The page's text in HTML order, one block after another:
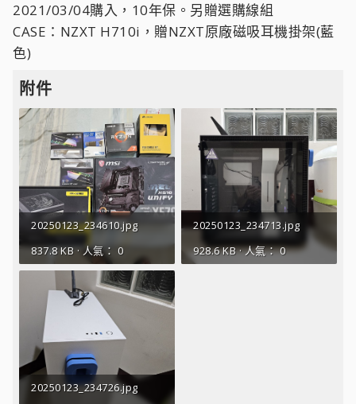
2021/03/04購入，10年保。另贈選購線組
CASE：NZXT H710i，贈NZXT原廠磁吸耳機掛架(藍
色)
附件
20250123_234610.jpg
837.8 KB · 人氣： 0
20250123_234713.jpg
928.6 KB · 人氣： 0
20250123_234726.jpg